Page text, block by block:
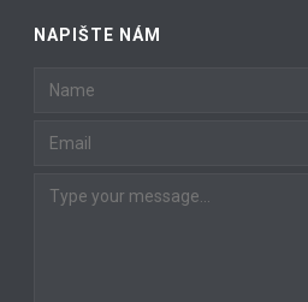
NAPIŠTE NÁM